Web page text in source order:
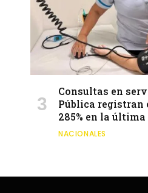
Consultas en
Pública registran
285% en la última
NACIONALES